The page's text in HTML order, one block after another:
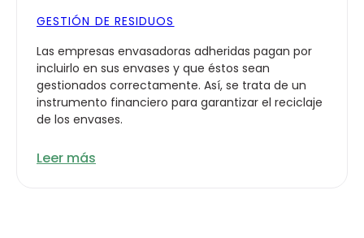
GESTIÓN DE RESIDUOS
Las empresas envasadoras adheridas pagan por
incluirlo en sus envases y que éstos sean
gestionados correctamente. Así, se trata de un
instrumento financiero para garantizar el reciclaje
de los envases.
Leer más